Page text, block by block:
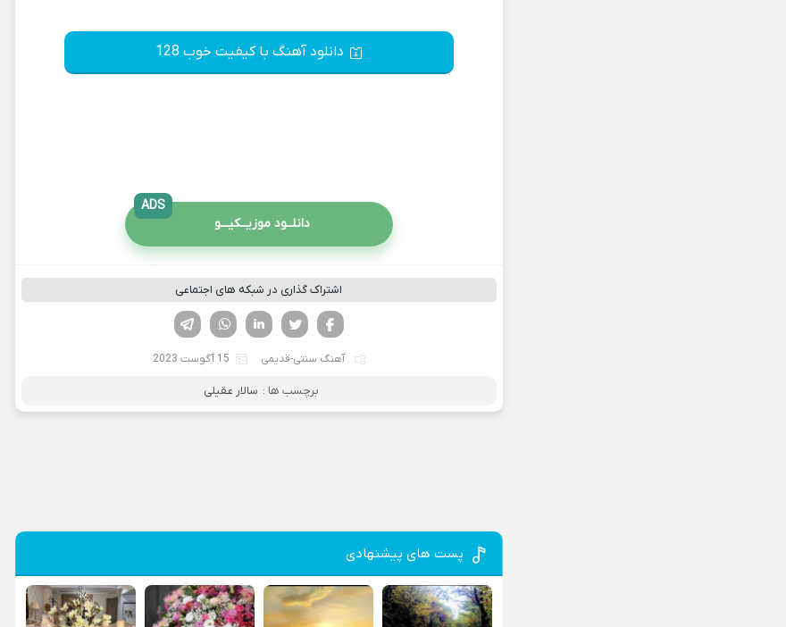
دانلود آهنگ با کیفیت خوب 128
دانلــود موزیــکیـــو
ADS
اشتراک گذاری در شبکه های اجتماعی
لینکدین تویتر
فیسوک
آهنگ سنتی-قدیمی 15 آگوست 2023
برچسب ها : سالار عقیلی
پست های پیشنهادی